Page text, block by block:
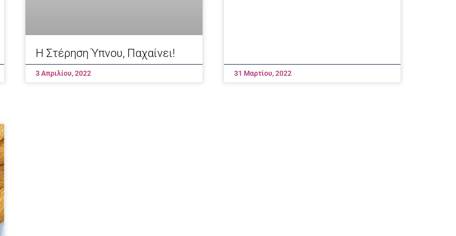
Η Στέρηση Ύπνου, Παχαίνει!
3 Απριλίου, 2022 31 Μαρτίου, 2022